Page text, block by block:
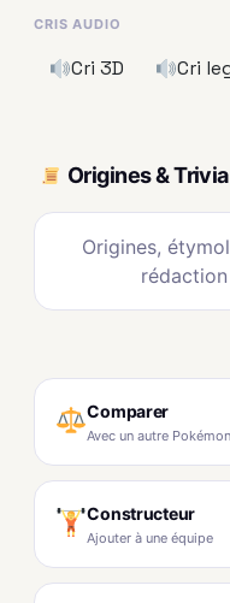
CRIS AUDIO
Cri 3D Cri
Origines & Trivia
Origines,
Comparer
Avec un autre Pokémon
Constructeur
Ajouter à une équipe